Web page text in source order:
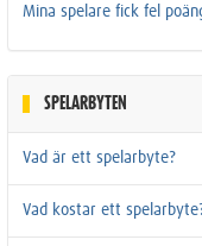
Mina spelare fick fel
SPELARBYTEN
Vad är ett spelarbyte?
Vad kostar ett